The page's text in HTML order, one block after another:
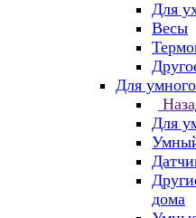
Для
Весы
Для
Для
дома